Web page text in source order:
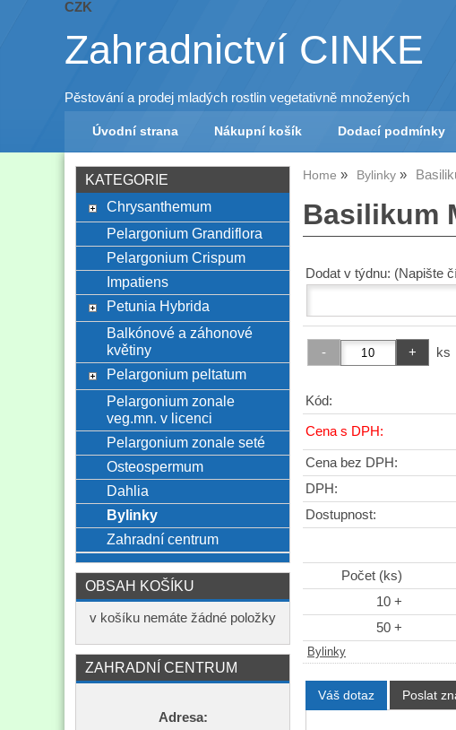
CZK
Zahradnictví CINKE
Pěstování a prodej mladých rostlin vegetativně množených
Úvodní strana Nákupní košík Dodací podmínky
Home Bylinky
Basilikum
Dodat v týdnu: (Napište
ks
Kód:
Cena s DPH:
Cena bez DPH:
DPH:
Dostupnost:
Počet (ks)
10 +
50 +
Bylinky
Váš dotaz Poslat
KATEGORIE
Chrysanthemum
Pelargonium Grandiflora
Pelargonium Crispum
Impatiens
Petunia Hybrida
Balkónové a záhonové
květiny
Pelargonium peltatum
Pelargonium zonale
veg.mn. v licenci
Pelargonium zonale seté
Osteospermum
Dahlia
Bylinky
Zahradní centrum
OBSAH KOŠÍKU
v košíku nemáte žádné položky
ZAHRADNÍ CENTRUM
Adresa: